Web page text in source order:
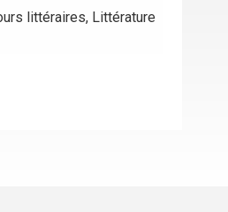
littéraires, Littérature